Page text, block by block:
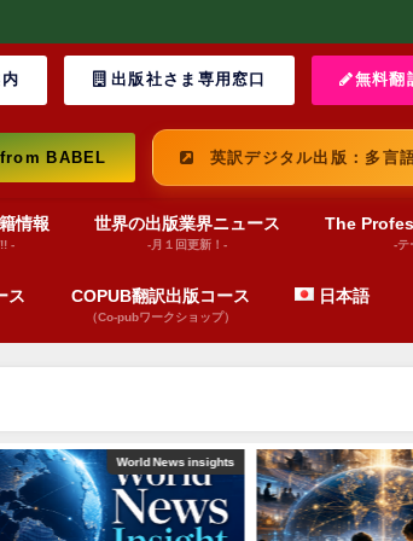
出版社さま専用窓口 無料翻
BABEL 英訳デジタル出版：多言
情報
-
世界の出版業界ニュース
-月１回更新！-
The
-テ
ス COPUB翻訳出版コース
（Co-pubワークショップ）
日本語
World News insights